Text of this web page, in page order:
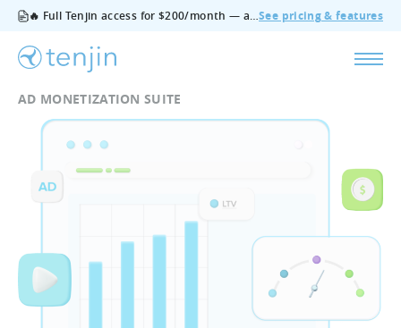
🔥 Full Tenjin access for $200/month — all features, no add‑ons, cancel anytime.See pricing & features
AD MONETIZATION SUITE